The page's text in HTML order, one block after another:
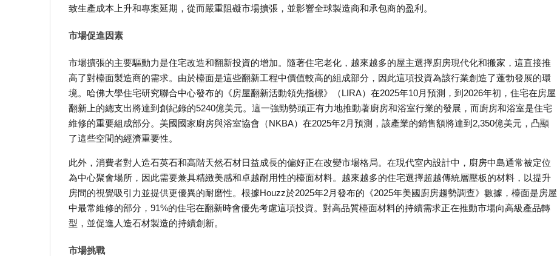
致生產成本上升和專案延期，從而嚴重阻礙市場擴張，並影響全球製造商和承包商的盈利。
市場促進因素
市場擴張的主要驅動力是住宅改造和翻新投資的增加。隨著住宅老化，越來越多的屋主選擇廚房現代化和搬家，這直接推
高了對檯面製造商的需求。由於檯面是這些翻新工程中價值較高的組成部分，因此這項投資為該行業創造了蓬勃發展的環
境。哈佛大學住宅研究聯合中心發布的《房屋翻新活動領先指標》（LIRA）在2025年10月預測，到2026年初，住宅在房屋
翻新上的總支出將達到創紀錄的5240億美元。這一強勁勢頭正有力地推動著廚房和浴室行業的發展，而廚房和浴室是住宅
維修的重要組成部分。美國國家廚房與浴室協會（NKBA）在2025年2月預測，該產業的銷售額將達到2,350億美元，凸顯
了這些空間的經濟重要性。
此外，消費者對人造石英石和高階天然石材日益成長的偏好正在改變市場格局。在現代室內設計中，廚房中島通常被定位
為中心聚會場所，因此需要兼具精緻美感和卓越耐用性的檯面材料。越來越多的住宅選擇超越傳統層壓板的材料，以提升
房間的視覺吸引力並提供更優異的耐磨性。根據Houzz於2025年2月發布的《2025年美國廚房趨勢調查》數據，檯面是房屋
中最常維修的部分，91%的住宅在翻新時會優先考慮這項投資。對高品質檯面材料的持續需求正在推動市場向高級產品轉
型，並促進人造石材製造的持續創新。
市場挑戰